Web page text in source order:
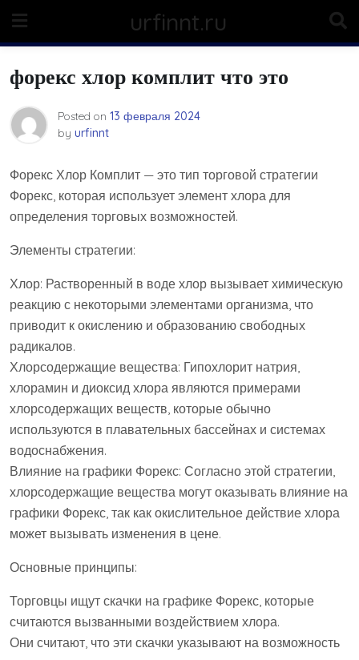
content
urfinnt.ru
форекс хлор комплит что это
Posted on 13 февраля 2024
by urfinnt
Форекс Хлор Комплит — это тип торговой стратегии
Форекс, которая использует элемент хлора для
определения торговых возможностей.
Элементы стратегии:
Хлор: Растворенный в воде хлор вызывает химическую
реакцию с некоторыми элементами организма, что
приводит к окислению и образованию свободных
радикалов.
Хлорсодержащие вещества: Гипохлорит натрия,
хлорамин и диоксид хлора являются примерами
хлорсодержащих веществ, которые обычно
используются в плавательных бассейнах и системах
водоснабжения.
Влияние на графики Форекс: Согласно этой стратегии,
хлорсодержащие вещества могут оказывать влияние на
графики Форекс, так как окислительное действие хлора
может вызывать изменения в цене.
Основные принципы:
Торговцы ищут скачки на графике Форекс, которые
считаются вызванными воздействием хлора.
Они считают, что эти скачки указывают на возможность